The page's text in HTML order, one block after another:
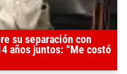
su separación con
años juntos: “Me costó